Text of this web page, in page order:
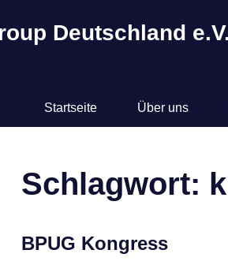
Deutschland e.V.
Startseite Über uns
Schlagwort:
BPUG Kongress